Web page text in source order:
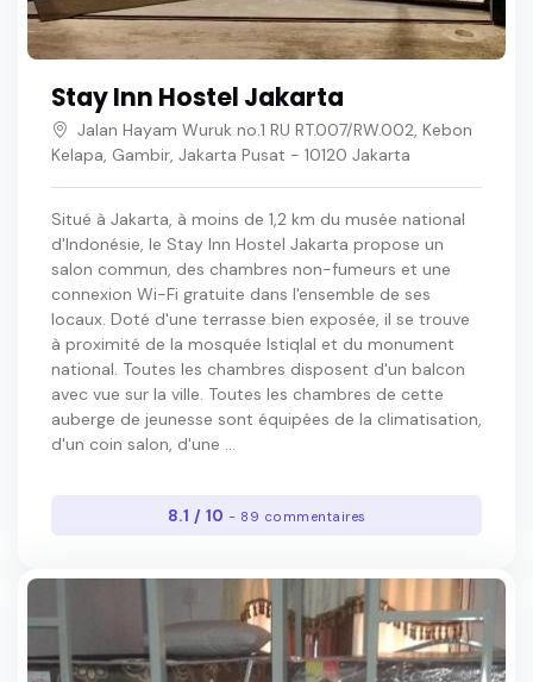
Stay Inn Hostel Jakarta
Jalan Hayam Wuruk no.1 RU RT.007/RW.002, Kebon
Kelapa, Gambir, Jakarta Pusat - 10120 Jakarta
Situé à Jakarta, à moins de 1,2 km du musée national
d'Indonésie, le Stay Inn Hostel Jakarta propose un
salon commun, des chambres non-fumeurs et une
connexion Wi-Fi gratuite dans l'ensemble de ses
locaux. Doté d'une terrasse bien exposée, il se trouve
à proximité de la mosquée Istiqlal et du monument
national. Toutes les chambres disposent d'un balcon
avec vue sur la ville. Toutes les chambres de cette
auberge de jeunesse sont équipées de la climatisation,
d'un coin salon, d'une ...
8.1 / 10 - 89 commentaires